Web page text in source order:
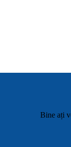
Bine ați